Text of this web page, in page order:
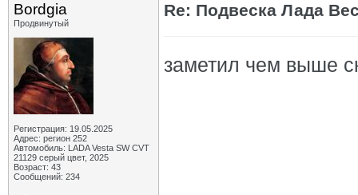
Bordgia
Продвинутый
Регистрация: 19.05.2025
Адрес: регион 252
Автомобиль: LADA Vesta SW CVT
21129 серый цвет, 2025
Возраст: 43
Сообщений: 234
Re: Подвеска Лада
заметил чем выше